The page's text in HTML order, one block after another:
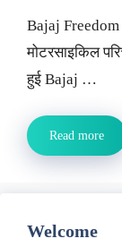
Bajaj Freedom
मोटरसाइकिल
हुई Bajaj …
Read more
Welcome